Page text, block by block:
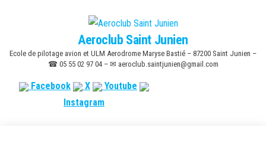
content
Aeroclub Saint Junien
Ecole de pilotage avion et ULM Aerodrome Maryse Bastié – 87200 Saint Junien –
☎ 05 55 02 97 04 – ✉ aeroclub.saintjunien@gmail.com
Facebook X
Youtube
Instagram